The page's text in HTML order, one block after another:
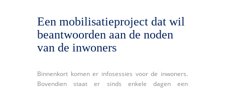
Een mobilisatieproject dat wil
beantwoorden aan de noden
van de inwoners
Binnenkort komen er infosessies voor de inwoners.
Bovendien staat er sinds enkele dagen een